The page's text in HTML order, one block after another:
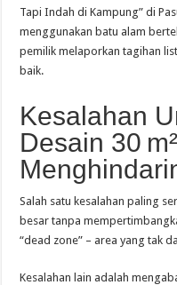
Tapi Indah di Kampung” di
menggunakan batu alam
pemilik melaporkan tagihan
baik.
Kesalahan
Desain 30
Salah satu kesalahan paling
besar tanpa
“dead zone” – area yang tak
Kesalahan lain adalah